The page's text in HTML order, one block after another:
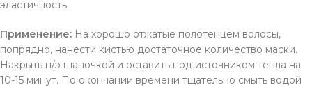
эластичность.
Применение: На хорошо отжатые полотенцем волосы,
попрядно, нанести кистью достаточное количество маски.
Накрыть п/э шапочкой и оставить под источником тепла на
10-15 минут. По окончании времени тщательно смыть водой